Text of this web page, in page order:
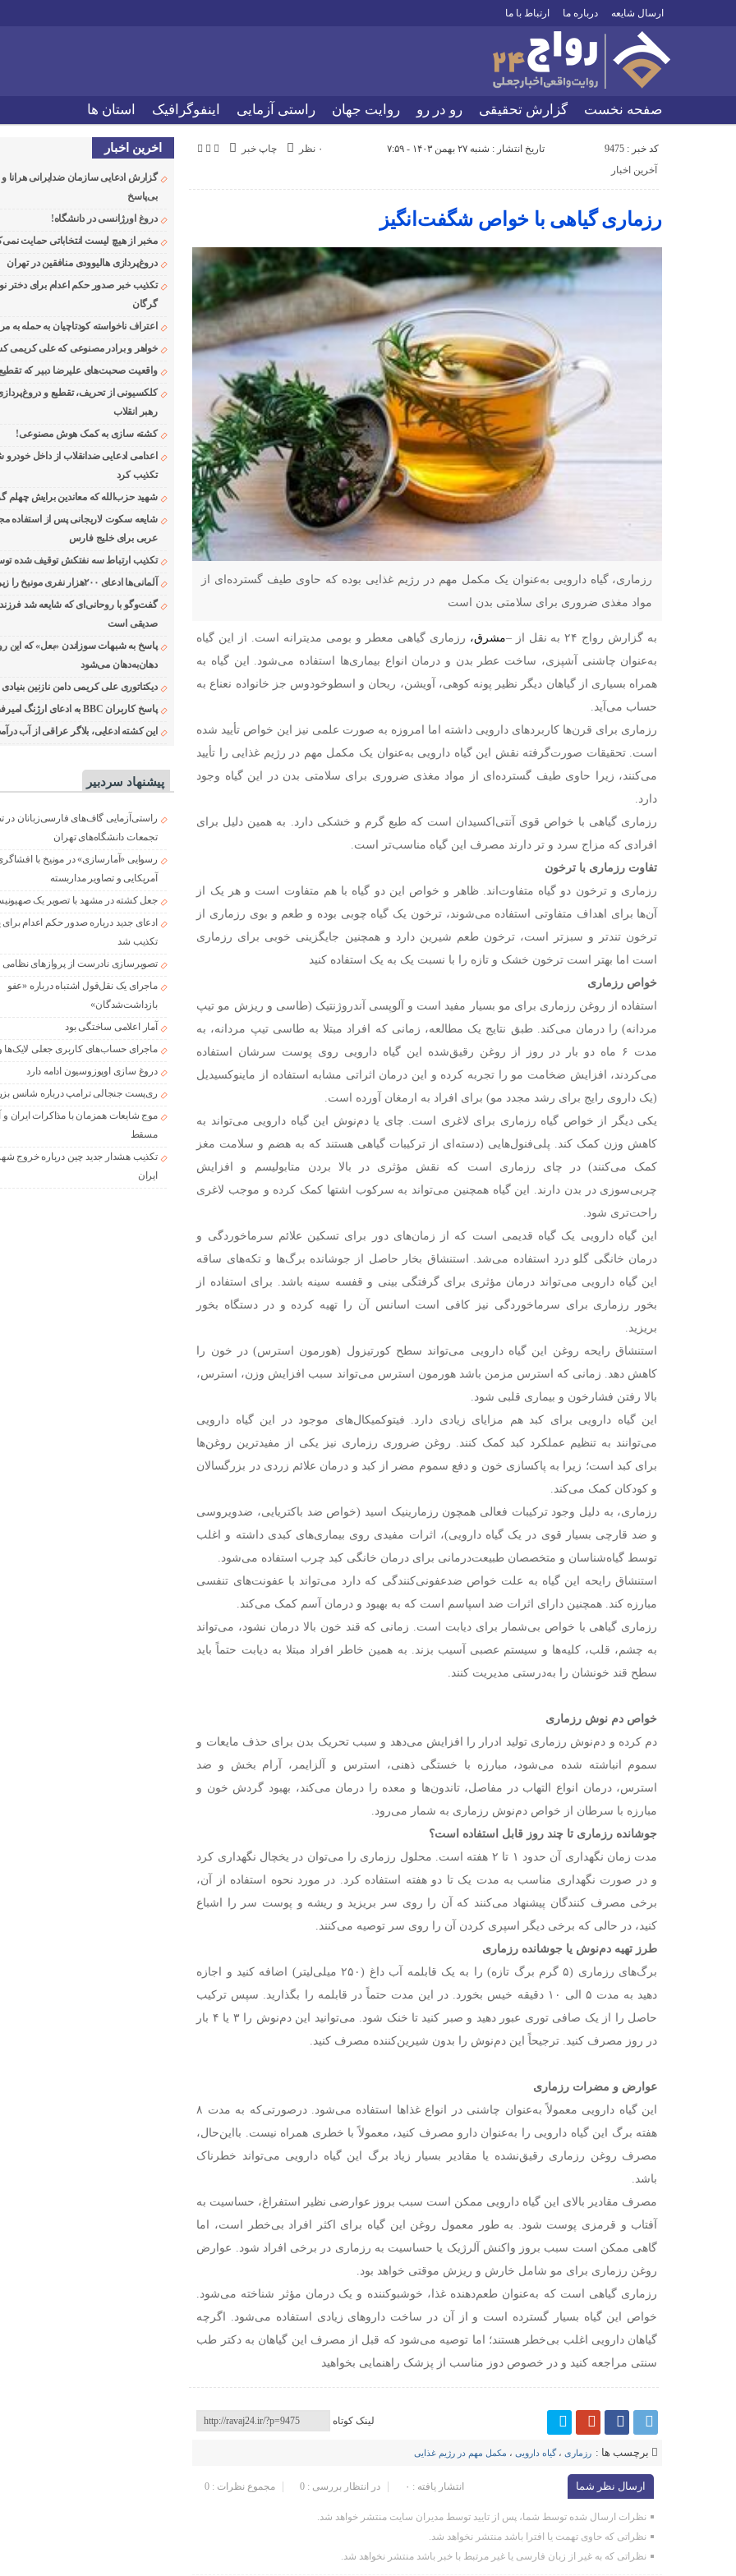
ارسال شایعه درباره ما ارتباط با ما
صفحه نخست گزارش تحقیقی رو در رو روایت جهان راستی آزمایی اینفوگرافیک استان ها
کد خبر : 9475 تاریخ انتشار : شنبه ۲۷ بهمن ۱۴۰۳ - ۷:۵۹ چاپ خبر
۰ نظر
آخرین اخبار
رزماری گیاهی با خواص شگفت‌انگیز
رزماری، گیاه دارویی به‌عنوان یک مکمل مهم در رژیم غذایی بوده که حاوی طیف گسترده‌ای از
مواد مغذی ضروری برای سلامتی بدن است
به گزارش رواج ۲۴ به نقل از – مشرق، رزماری گیاهی معطر و بومی مدیترانه است. از این گیاه
به‌عنوان چاشنی آشپزی، ساخت عطر بدن و درمان انواع بیماری‌ها استفاده می‌شود. این گیاه به
همراه بسیاری از گیاهان دیگر نظیر پونه کوهی، آویشن، ریحان و اسطوخودوس جز خانواده نعناع به
حساب می‌آید.
رزماری برای قرن‌ها کاربردهای دارویی داشته اما امروزه به صورت علمی نیز این خواص تأیید شده
است. تحقیقات صورت‌گرفته نقش این گیاه دارویی به‌عنوان یک مکمل مهم در رژیم غذایی را تأیید
می‌کنند، زیرا حاوی طیف گسترده‌ای از مواد مغذی ضروری برای سلامتی بدن در این گیاه وجود
دارد.
رزماری گیاهی با خواص قوی آنتی‌اکسیدان است که طبع گرم و خشکی دارد. به همین دلیل برای
افرادی که مزاج سرد و تر دارند مصرف این گیاه مناسب‌تر است.
تفاوت رزماری با ترخون
رزماری و ترخون دو گیاه متفاوت‌اند. ظاهر و خواص این دو گیاه با هم متفاوت است و هر یک از
آن‌ها برای اهداف متفاوتی استفاده می‌شوند، ترخون یک گیاه چوبی بوده و طعم و بوی رزماری از
ترخون تندتر و سبزتر است، ترخون طعم شیرین دارد و همچنین جایگزینی خوبی برای رزماری
است اما بهتر است ترخون خشک و تازه را با نسبت یک به یک استفاده کنید
خواص رزماری
استفاده از روغن رزماری برای مو بسیار مفید است و آلوپسی آندروژنتیک (طاسی و ریزش مو تیپ
مردانه) را درمان می‌کند. طبق نتایج یک مطالعه، زمانی که افراد مبتلا به طاسی تیپ مردانه، به
مدت ۶ ماه دو بار در روز از روغن رقیق‌شده این گیاه دارویی روی پوست سرشان استفاده
می‌کردند، افزایش ضخامت مو را تجربه کرده و این درمان اثراتی مشابه استفاده از ماینوکسیدیل
(یک داروی رایج برای رشد مجدد مو) برای افراد به ارمغان آورده است.
یکی دیگر از خواص گیاه رزماری برای لاغری است. چای یا دم‌نوش این گیاه دارویی می‌تواند به
کاهش وزن کمک کند. پلی‌فنول‌هایی (دسته‌ای از ترکیبات گیاهی هستند که به هضم و سلامت مغز
کمک می‌کنند) در چای رزماری است که نقش مؤثری در بالا بردن متابولیسم و افزایش
چربی‌سوزی در بدن دارند. این گیاه همچنین می‌تواند به سرکوب اشتها کمک کرده و موجب لاغری
راحت‌تری شود.
این گیاه دارویی یک گیاه قدیمی است که از زمان‌های دور برای تسکین علائم سرماخوردگی و
درمان خانگی گلو درد استفاده می‌شد. استنشاق بخار حاصل از جوشانده برگ‌ها و تکه‌های ساقه
این گیاه دارویی می‌تواند درمان مؤثری برای گرفتگی بینی و قفسه سینه باشد. برای استفاده از
بخور رزماری برای سرماخوردگی نیز کافی است اسانس آن را تهیه کرده و در دستگاه بخور
بریزید.
استنشاق رایحه روغن این گیاه دارویی می‌تواند سطح کورتیزول (هورمون استرس) در خون را
کاهش دهد. زمانی که استرس مزمن باشد هورمون استرس می‌تواند سبب افزایش وزن، استرس،
بالا رفتن فشارخون و بیماری قلبی شود.
این گیاه دارویی برای کبد هم مزایای زیادی دارد. فیتوکمیکال‌های موجود در این گیاه دارویی
می‌توانند به تنظیم عملکرد کبد کمک کنند. روغن ضروری رزماری نیز یکی از مفیدترین روغن‌ها
برای کبد است؛ زیرا به پاکسازی خون و دفع سموم مضر از کبد و درمان علائم زردی در بزرگسالان
و کودکان کمک می‌کند.
رزماری، به دلیل وجود ترکیبات فعالی همچون رزمارینیک اسید (خواص ضد باکتریایی، ضدویروسی
و ضد قارچی بسیار قوی در یک گیاه دارویی)، اثرات مفیدی روی بیماری‌های کبدی داشته و اغلب
توسط گیاه‌شناسان و متخصصان طبیعت‌درمانی برای درمان خانگی کبد چرب استفاده می‌شود.
استنشاق رایحه این گیاه به علت خواص ضدعفونی‌کنندگی که دارد می‌تواند با عفونت‌های تنفسی
مبارزه کند. همچنین دارای اثرات ضد اسپاسم است که به بهبود و درمان آسم کمک می‌کند.
رزماری گیاهی با خواص بی‌شمار برای دیابت است. زمانی که قند خون بالا درمان نشود، می‌تواند
به چشم، قلب، کلیه‌ها و سیستم عصبی آسیب بزند. به همین خاطر افراد مبتلا به دیابت حتماً باید
سطح قند خونشان را به‌درستی مدیریت کنند.
خواص دم نوش رزماری
دم کرده و دم‌نوش رزماری تولید ادرار را افزایش می‌دهد و سبب تحریک بدن برای حذف مایعات و
سموم انباشته شده می‌شود، مبارزه با خستگی ذهنی، استرس و آلزایمر، آرام بخش و ضد
استرس، درمان انواع التهاب در مفاصل، تاندون‌ها و معده را درمان می‌کند، بهبود گردش خون و
مبارزه با سرطان از خواص دم‌نوش رزماری به شمار می‌رود.
جوشانده رزماری تا چند روز قابل استفاده است؟
مدت زمان نگهداری آن حدود ۱ تا ۲ هفته است. محلول رزماری را می‌توان در یخچال نگهداری کرد
و در صورت نگهداری مناسب به مدت یک تا دو هفته استفاده کرد. در مورد نحوه استفاده از آن،
برخی مصرف کنندگان پیشنهاد می‌کنند که آن را روی سر بریزید و ریشه و پوست سر را اشباع
کنید، در حالی که برخی دیگر اسپری کردن آن را روی سر توصیه می‌کنند.
طرز تهیه دم‌نوش یا جوشانده رزماری
برگ‌های رزماری (۵ گرم برگ تازه) را به یک قابلمه آب داغ (۲۵۰ میلی‌لیتر) اضافه کنید و اجازه
دهید به مدت ۵ الی ۱۰ دقیقه خیس بخورد. در این مدت حتماً در قابلمه را بگذارید. سپس ترکیب
حاصل را از یک صافی توری عبور دهید و صبر کنید تا خنک شود. می‌توانید این دم‌نوش را ۳ یا ۴ بار
در روز مصرف کنید. ترجیحاً این دم‌نوش را بدون شیرین‌کننده مصرف کنید.
عوارض و مضرات رزماری
این گیاه دارویی معمولاً به‌عنوان چاشنی در انواع غذاها استفاده می‌شود. درصورتی‌که به مدت ۸
هفته برگ این گیاه دارویی را به‌عنوان دارو مصرف کنید، معمولاً با خطری همراه نیست. بااین‌حال،
مصرف روغن رزماری رقیق‌نشده یا مقادیر بسیار زیاد برگ این گیاه دارویی می‌تواند خطرناک
باشد.
مصرف مقادیر بالای این گیاه دارویی ممکن است سبب بروز عوارضی نظیر استفراغ، حساسیت به
آفتاب و قرمزی پوست شود. به طور معمول روغن این گیاه برای اکثر افراد بی‌خطر است، اما
گاهی ممکن است سبب بروز واکنش آلرژیک یا حساسیت به رزماری در برخی افراد شود. عوارض
روغن رزماری برای مو شامل خارش و ریزش موقتی خواهد بود.
رزماری گیاهی است که به‌عنوان طعم‌دهنده غذا، خوشبوکننده و یک درمان مؤثر شناخته می‌شود.
خواص این گیاه بسیار گسترده است و از آن در ساخت داروهای زیادی استفاده می‌شود. اگرچه
گیاهان دارویی اغلب بی‌خطر هستند؛ اما توصیه می‌شود که قبل از مصرف این گیاهان به دکتر طب
سنتی مراجعه کنید و در خصوص دوز مناسب از پزشک راهنمایی بخواهید
لینک کوتاه
برچسب ها : رزماری ،گیاه دارویی ، مکمل مهم در رژیم غذایی
ارسال نظر شما مجموع نظرات : 0 در انتظار بررسی : 0 انتشار یافته : ۰
نظرات ارسال شده توسط شما، پس از تایید توسط مدیران سایت منتشر خواهد شد.
نظراتی که حاوی تهمت یا افترا باشد منتشر نخواهد شد.
نظراتی که به غیر از زبان فارسی یا غیر مرتبط با خبر باشد منتشر نخواهد شد.
اخرین اخبار
گزارش ادعایی سازمان ضدایرانی
بی‌پاسخ
دروغ اورژانسی در دانشگاه!
مخبر از هیچ لیست انتخاباتی حمایت
دروغ‌پردازی هالیوودی منافقین در تهران
تکذیب خبر صدور حکم اعدام برای دختر
گرگان
اعتراف ناخواسته کودتاچیان به حمله به
خواهر و برادر مصنوعی که علی کریمی
واقعیت صحبت‌های علیرضا دبیر که
کلکسیونی از تحریف، تقطیع و
رهبر انقلاب
کشته سازی به کمک هوش مصنوعی!
اعدامی ادعایی ضدانقلاب از داخل خودرو
تکذیب کرد
شهید حزب‌الله که معاندین برایش چهلم
شایعه سکوت لاریجانی پس از استفاده
عربی برای خلیج فارس
تکذیب ارتباط سه نفتکش توقیف شده
آلمانی‌ها ادعای ۲۰۰هزار نفری مونیخ را زیر سوال بردند
گفت‌وگو با روحانی‌ای که شایعه شد
صدیقی است
پاسخ به شبهات سوزاندن «بعل» که این
دهان‌به‌دهان می‌شود
دیکتاتوری علی کریمی دامن نازنین
پاسخ کاربران BBC به ادعای ارژنگ امیرفضلی
این کشته ادعایی، بلاگر عراقی از آب
پیشنهاد سردبیر
راستی‌آزمایی گاف‌های فارسی‌زبانان در
تجمعات دانشگاه‌های تهران
رسوایی «آمارسازی» در مونیخ با
آمریکایی و تصاویر مداربسته
جعل کشته در مشهد با تصویر یک
ادعای جدید درباره صدور حکم اعدام
تکذیب شد
تصویرسازی نادرست از پروازهای نظامی
ماجرای یک نقل‌قول اشتباه درباره «عفو
بازداشت‌شدگان»
آمار اعلامی ساختگی بود
ماجرای حساب‌های کاربری جعلی لایک‌ها
دروغ سازی اوپوزوسیون ادامه دارد
ری‌پست جنجالی ترامپ درباره شانس
موج شایعات همزمان با مذاکرات ایران و
مسقط
تکذیب هشدار جدید چین درباره خروج
ایران